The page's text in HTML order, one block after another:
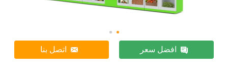
افضل سعر اتصل بنا